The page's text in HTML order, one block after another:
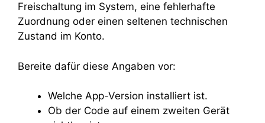
Freischaltung im System, eine fehlerhafte
Zuordnung oder einen seltenen technischen
Zustand im Konto.
Bereite dafür diese Angaben vor:
Welche App-Version installiert ist.
Ob der Code auf einem zweiten Gerät